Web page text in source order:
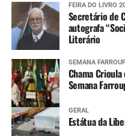
FEIRA DO LIVRO
Secretário de
autografa
Literário
SEMANA
Chama
Semana
GERAL
Estátua da